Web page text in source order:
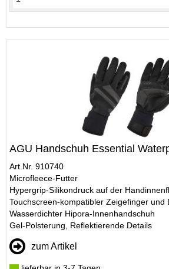
AGU Handschuh Essential
Art.Nr. 910740
Microfleece-Futter
Hypergrip-Silikondruck auf der
Touchscreen-kompatibler Zeigefinger und
Wasserdichter Hipora-Innenhandschuh
Gel-Polsterung, Reflektierende Details
zum Artikel